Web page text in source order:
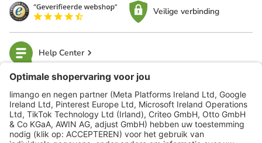
Veilige verbinding
Help Center
limango
Veilig winkelen